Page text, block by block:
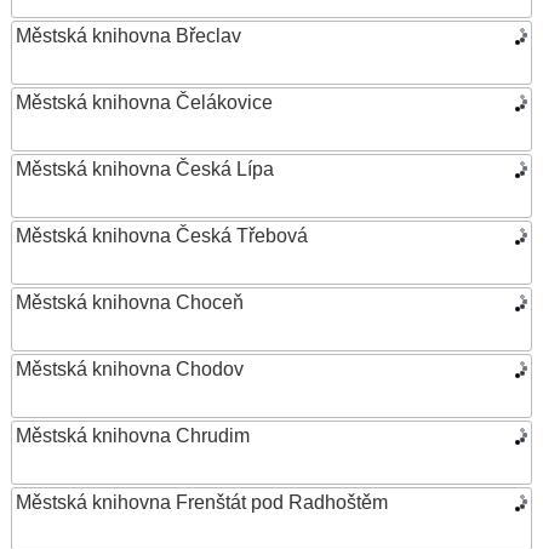
Městská knihovna Břeclav
Městská knihovna Čelákovice
Městská knihovna Česká Lípa
Městská knihovna Česká Třebová
Městská knihovna Choceň
Městská knihovna Chodov
Městská knihovna Chrudim
Městská knihovna Frenštát pod Radhoštěm